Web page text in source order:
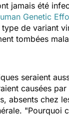
jamais été
Genetic
de variant
tombées
seraient
causées
absents chez
"Pourquoi